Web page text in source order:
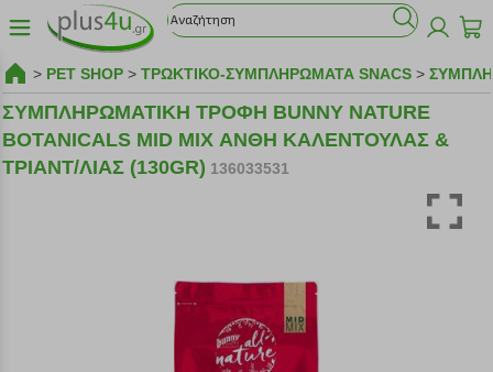
> PET SHOP > ΤΡΩΚΤΙΚΟ-ΣΥΜΠΛΗΡΩΜΑΤΑ SNACS >
ΣΥΜΠΛΗΡΩΜΑΤΙΚΗ ΤΡΟΦΗ BUNNY NATURE
BOTANICALS MID MIX ΑΝΘΗ ΚΑΛΕΝΤΟΥΛΑΣ &
ΤΡΙΑΝΤ/ΛΙΑΣ (130GR) 136033531